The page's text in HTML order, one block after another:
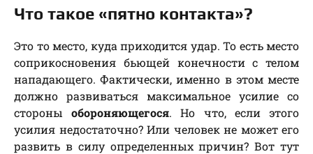
Что такое «пятно контакта»?
Это то место, куда приходится удар. То есть место
соприкосновения бьющей конечности с телом
нападающего. Фактически, именно в этом месте
должно развиваться максимальное усилие со
стороныобороняющегося. Но что, если этого
усилия недостаточно? Или человек не может его
развить в силу определенных причин? Вот тут